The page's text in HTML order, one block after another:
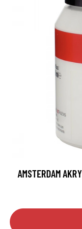
AMSTERDAM